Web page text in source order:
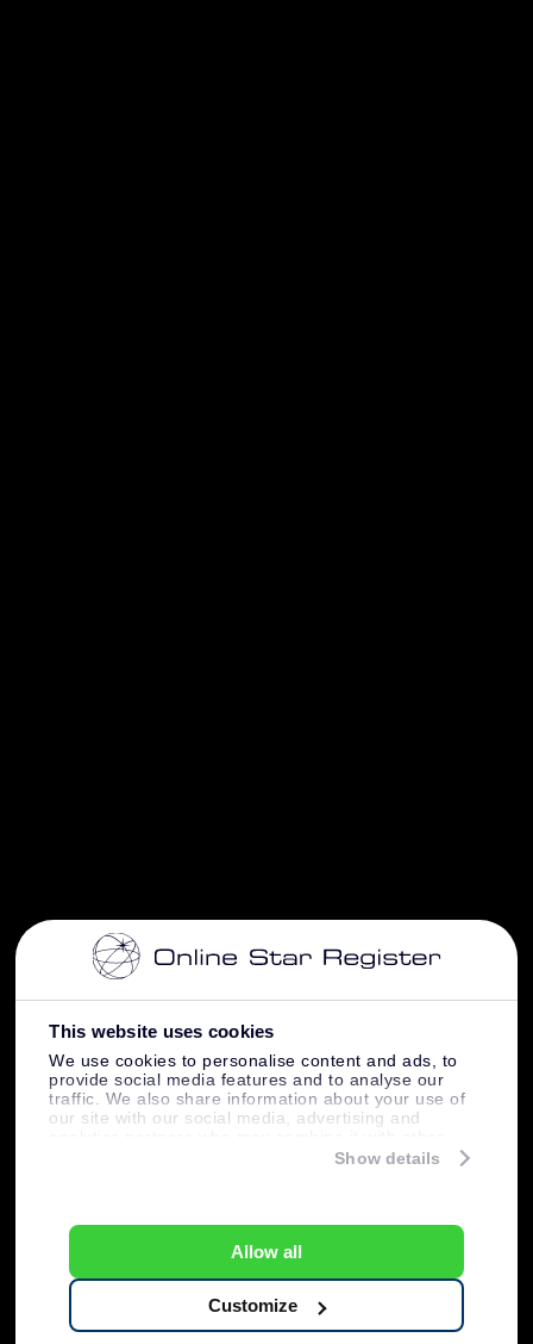
This website uses cookies
We use cookies to personalise content and ads, to
provide social media features and to analyse our
traffic. We also share information about your use of
our site with our social media, advertising and
information that you’ve provided to them or that
Show details
Allow all
Customize